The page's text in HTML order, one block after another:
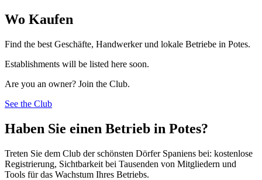
Wo Kaufen
Find the best Geschäfte, Handwerker und lokale Betriebe in Potes.
Establishments will be listed here soon.
Are you an owner? Join the Club.
See the Club
Haben Sie einen Betrieb in Potes?
Treten Sie dem Club der schönsten Dörfer Spaniens bei: kostenlose
Registrierung, Sichtbarkeit bei Tausenden von Mitgliedern und
Tools für das Wachstum Ihres Betriebs.